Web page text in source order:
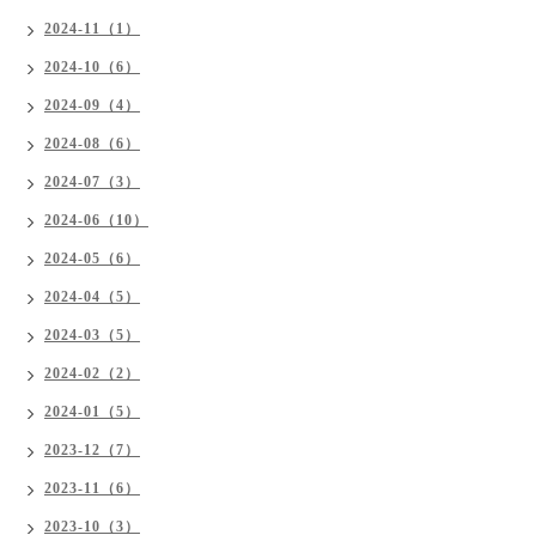
2024-11（1）
2024-10（6）
2024-09（4）
2024-08（6）
2024-07（3）
2024-06（10）
2024-05（6）
2024-04（5）
2024-03（5）
2024-02（2）
2024-01（5）
2023-12（7）
2023-11（6）
2023-10（3）